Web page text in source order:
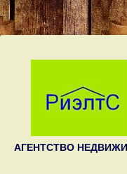
АГЕНТСТВО